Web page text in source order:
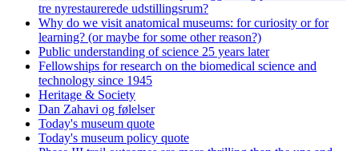
tre nyrestaurerede udstillingsrum?
Why do we visit anatomical museums: for curiosity or for
learning? (or maybe for some other reason?)
Public understanding of science 25 years later
Fellowships for research on the biomedical science and
technology since 1945
Heritage & Society
Dan Zahavi og følelser
Today's museum quote
Today's museum policy quote